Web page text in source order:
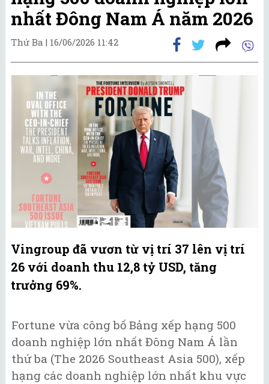
nhất Đông Nam Á năm 2026
Thứ Ba | 16/06/2026 11:42
Vingroup đã vươn từ vị trí 37 lên vị trí
26 với doanh thu 12,8 tỷ USD, tăng
trưởng 69%.
Fortune vừa công bố Bảng xếp hạng 500
doanh nghiệp lớn nhất Đông Nam Á lần
thứ ba (The 2026 Southeast Asia 500), xếp
hạng các doanh nghiệp lớn nhất khu vực